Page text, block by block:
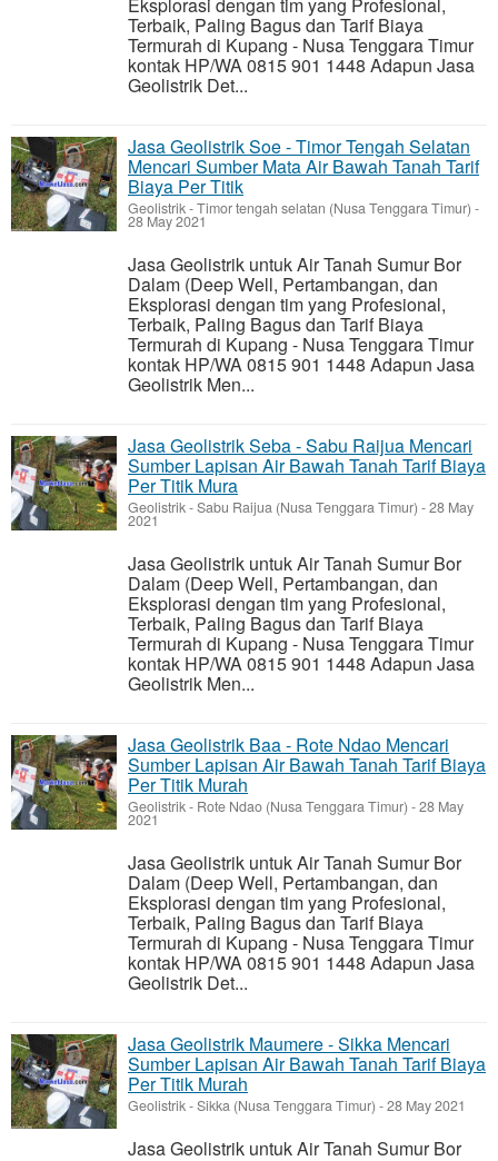
Terbaik, Paling Bagus dan Tarif Biaya
Termurah di Kupang - Nusa Tenggara Timur
kontak HP/WA 0815 901 1448 Adapun Jasa
Geolistrik Det...
Jasa Geolistrik Soe - Timor Tengah Selatan
Mencari Sumber Mata Air Bawah Tanah Tarif
Biaya Per Titik
Geolistrik-Timor tengah selatan (Nusa Tenggara Timur) -
28 May 2021
Jasa Geolistrik untuk Air Tanah Sumur Bor
Dalam (Deep Well, Pertambangan, dan
Eksplorasi dengan tim yang Profesional,
Terbaik, Paling Bagus dan Tarif Biaya
Termurah di Kupang - Nusa Tenggara Timur
kontak HP/WA 0815 901 1448 Adapun Jasa
Geolistrik Men...
Jasa Geolistrik Seba - Sabu Raijua Mencari
Sumber Lapisan Air Bawah Tanah Tarif Biaya
Per Titik Mura
Geolistrik-Sabu Raijua (Nusa Tenggara Timur) -28 May
2021
Jasa Geolistrik untuk Air Tanah Sumur Bor
Dalam (Deep Well, Pertambangan, dan
Eksplorasi dengan tim yang Profesional,
Terbaik, Paling Bagus dan Tarif Biaya
Termurah di Kupang - Nusa Tenggara Timur
kontak HP/WA 0815 901 1448 Adapun Jasa
Geolistrik Men...
Jasa Geolistrik Baa - Rote Ndao Mencari
Sumber Lapisan Air Bawah Tanah Tarif Biaya
Per Titik Murah
Geolistrik- Rote Ndao (Nusa Tenggara Timur) -28 May
2021
Jasa Geolistrik untuk Air Tanah Sumur Bor
Dalam (Deep Well, Pertambangan, dan
Eksplorasi dengan tim yang Profesional,
Terbaik, Paling Bagus dan Tarif Biaya
Termurah di Kupang - Nusa Tenggara Timur
kontak HP/WA 0815 901 1448 Adapun Jasa
Geolistrik Det...
Jasa Geolistrik Maumere - Sikka Mencari
Sumber Lapisan Air Bawah Tanah Tarif Biaya
Per Titik Murah
Geolistrik-Sikka (Nusa Tenggara Timur) -28 May 2021
Jasa Geolistrik untuk Air Tanah Sumur Bor